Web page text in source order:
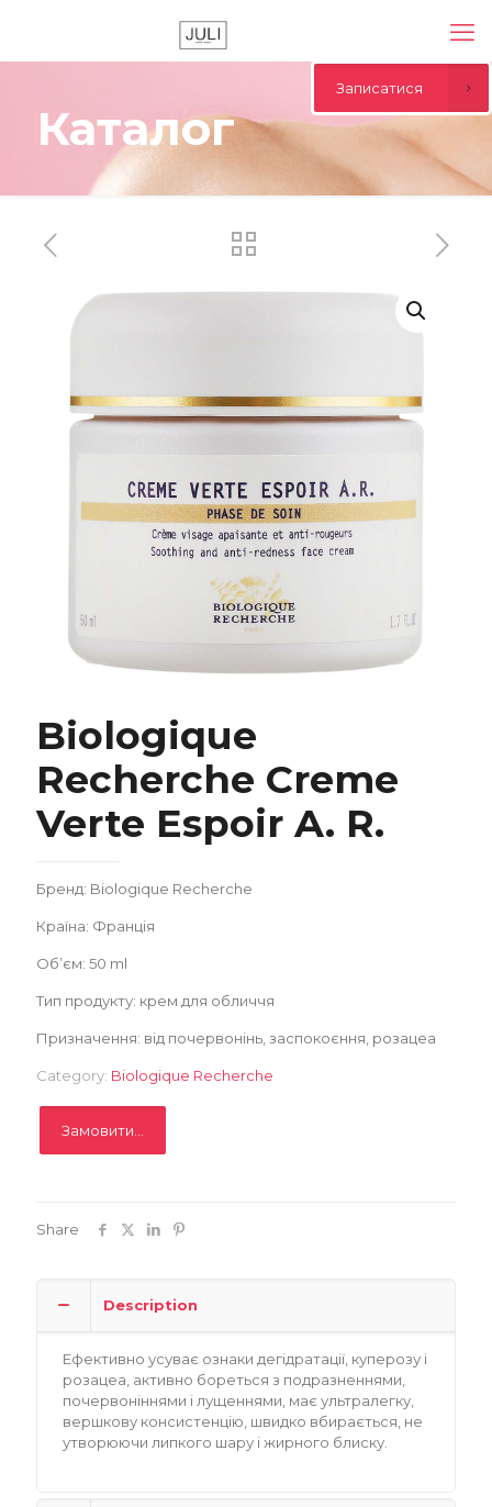
Каталог
Biologique
Recherche Creme
Verte Espoir A. R.
Бренд: Biologique Recherche
Країна: Франція
Об’єм: 50 ml
Тип продукту: крем для обличчя
Призначення: від почервонінь, заспокоєння, розацеа
Category: Biologique Recherche
Замовити...
Share
Description
Ефективно усуває ознаки дегідратації, куперозу і
розацеа, активно бореться з подразненнями,
почервоніннями і лущеннями, має ультралегку,
вершкову консистенцію, швидко вбирається, не
утворюючи липкого шару і жирного блиску.
Biologique Recherche Creme Verte Espoir A. R.
Записатися